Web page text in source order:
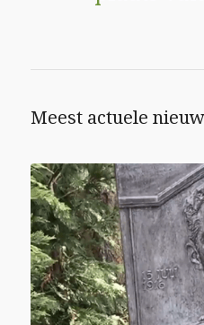
Meest actuele